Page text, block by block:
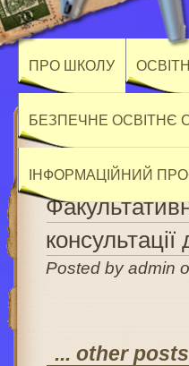
ПРО ШКОЛУ
БЕЗПЕЧНЕ ОСВІТНЄ
ІНФОРМАЦІЙНИЙ
Posted by admin
... other